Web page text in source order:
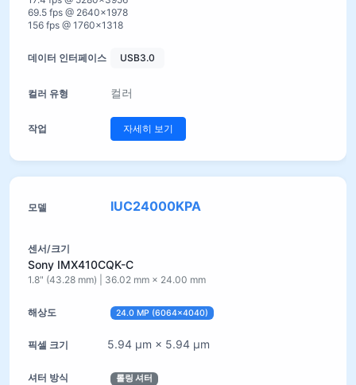
69.5 fps @ 2640×1978
156 fps @ 1760×1318
USB3.0
컬러
자세히 보기
IUC24000KPA
Sony IMX410CQK-C
1.8" (43.28 mm) | 36.02 mm × 24.00 mm
24.0 MP (6064×4040)
5.94 µm × 5.94 µm
롤링 셔터